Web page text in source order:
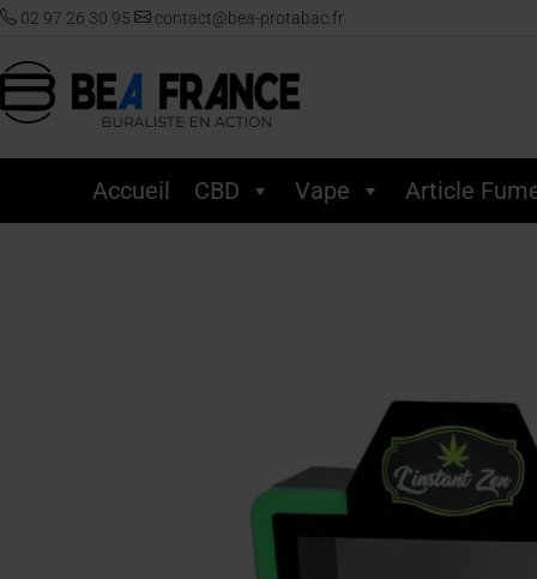
02 97 26 30 95 contact@bea-protabac.fr
Accueil CBD Vape Article